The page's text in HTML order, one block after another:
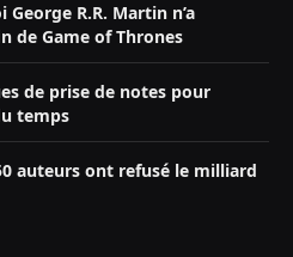
R.R. Martin n’a
de Game of Thrones
de prise de notes pour
temps
auteurs ont refusé le milliard